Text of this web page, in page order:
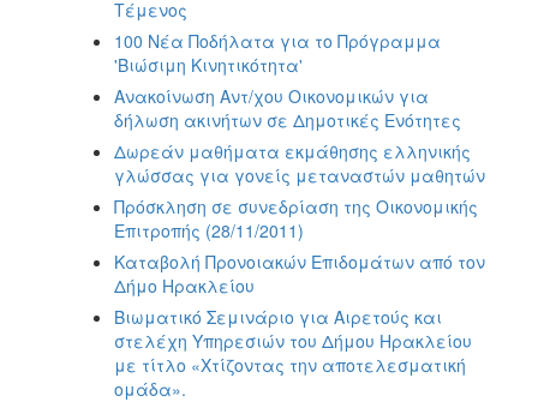
Τέμενος
100 Νέα Ποδήλατα για το Πρόγραμμα
'Βιώσιμη Κινητικότητα'
Ανακοίνωση Αντ/χου Οικονομικών για
δήλωση ακινήτων σε Δημοτικές Ενότητες
Δωρεάν μαθήματα εκμάθησης ελληνικής
γλώσσας για γονείς μεταναστών μαθητών
Πρόσκληση σε συνεδρίαση της Οικονομικής
Επιτροπής (28/11/2011)
Καταβολή Προνοιακών Επιδομάτων από τον
Δήμο Ηρακλείου
Βιωματικό Σεμινάριο για Αιρετούς και
στελέχη Υπηρεσιών του Δήμου Ηρακλείου
με τίτλο «Χτίζοντας την αποτελεσματική
ομάδα».